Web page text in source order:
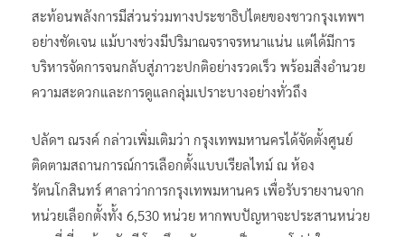
สะท้อนพลังการมีส่วนร่วมทางประชาธิปไตยของชาวกรุงเทพฯ
อย่างชัดเจน แม้บางช่วงมีปริมาณจราจรหนาแน่น แต่ได้มีการ
บริหารจัดการจนกลับสู่ภาวะปกติอย่างรวดเร็ว พร้อมสิ่งอำนวย
ความสะดวกและการดูแลกลุ่มเปราะบางอย่างทั่วถึง
ปลัดฯ ณรงค์ กล่าวเพิ่มเติมว่า กรุงเทพมหานครได้จัดตั้งศูนย์
ติดตามสถานการณ์การเลือกตั้งแบบเรียลไทม์ ณ ห้อง
รัตนโกสินทร์ ศาลาว่าการกรุงเทพมหานคร เพื่อรับรายงานจาก
หน่วยเลือกตั้งทั้ง 6,530 หน่วย หากพบปัญหาจะประสานหน่วย